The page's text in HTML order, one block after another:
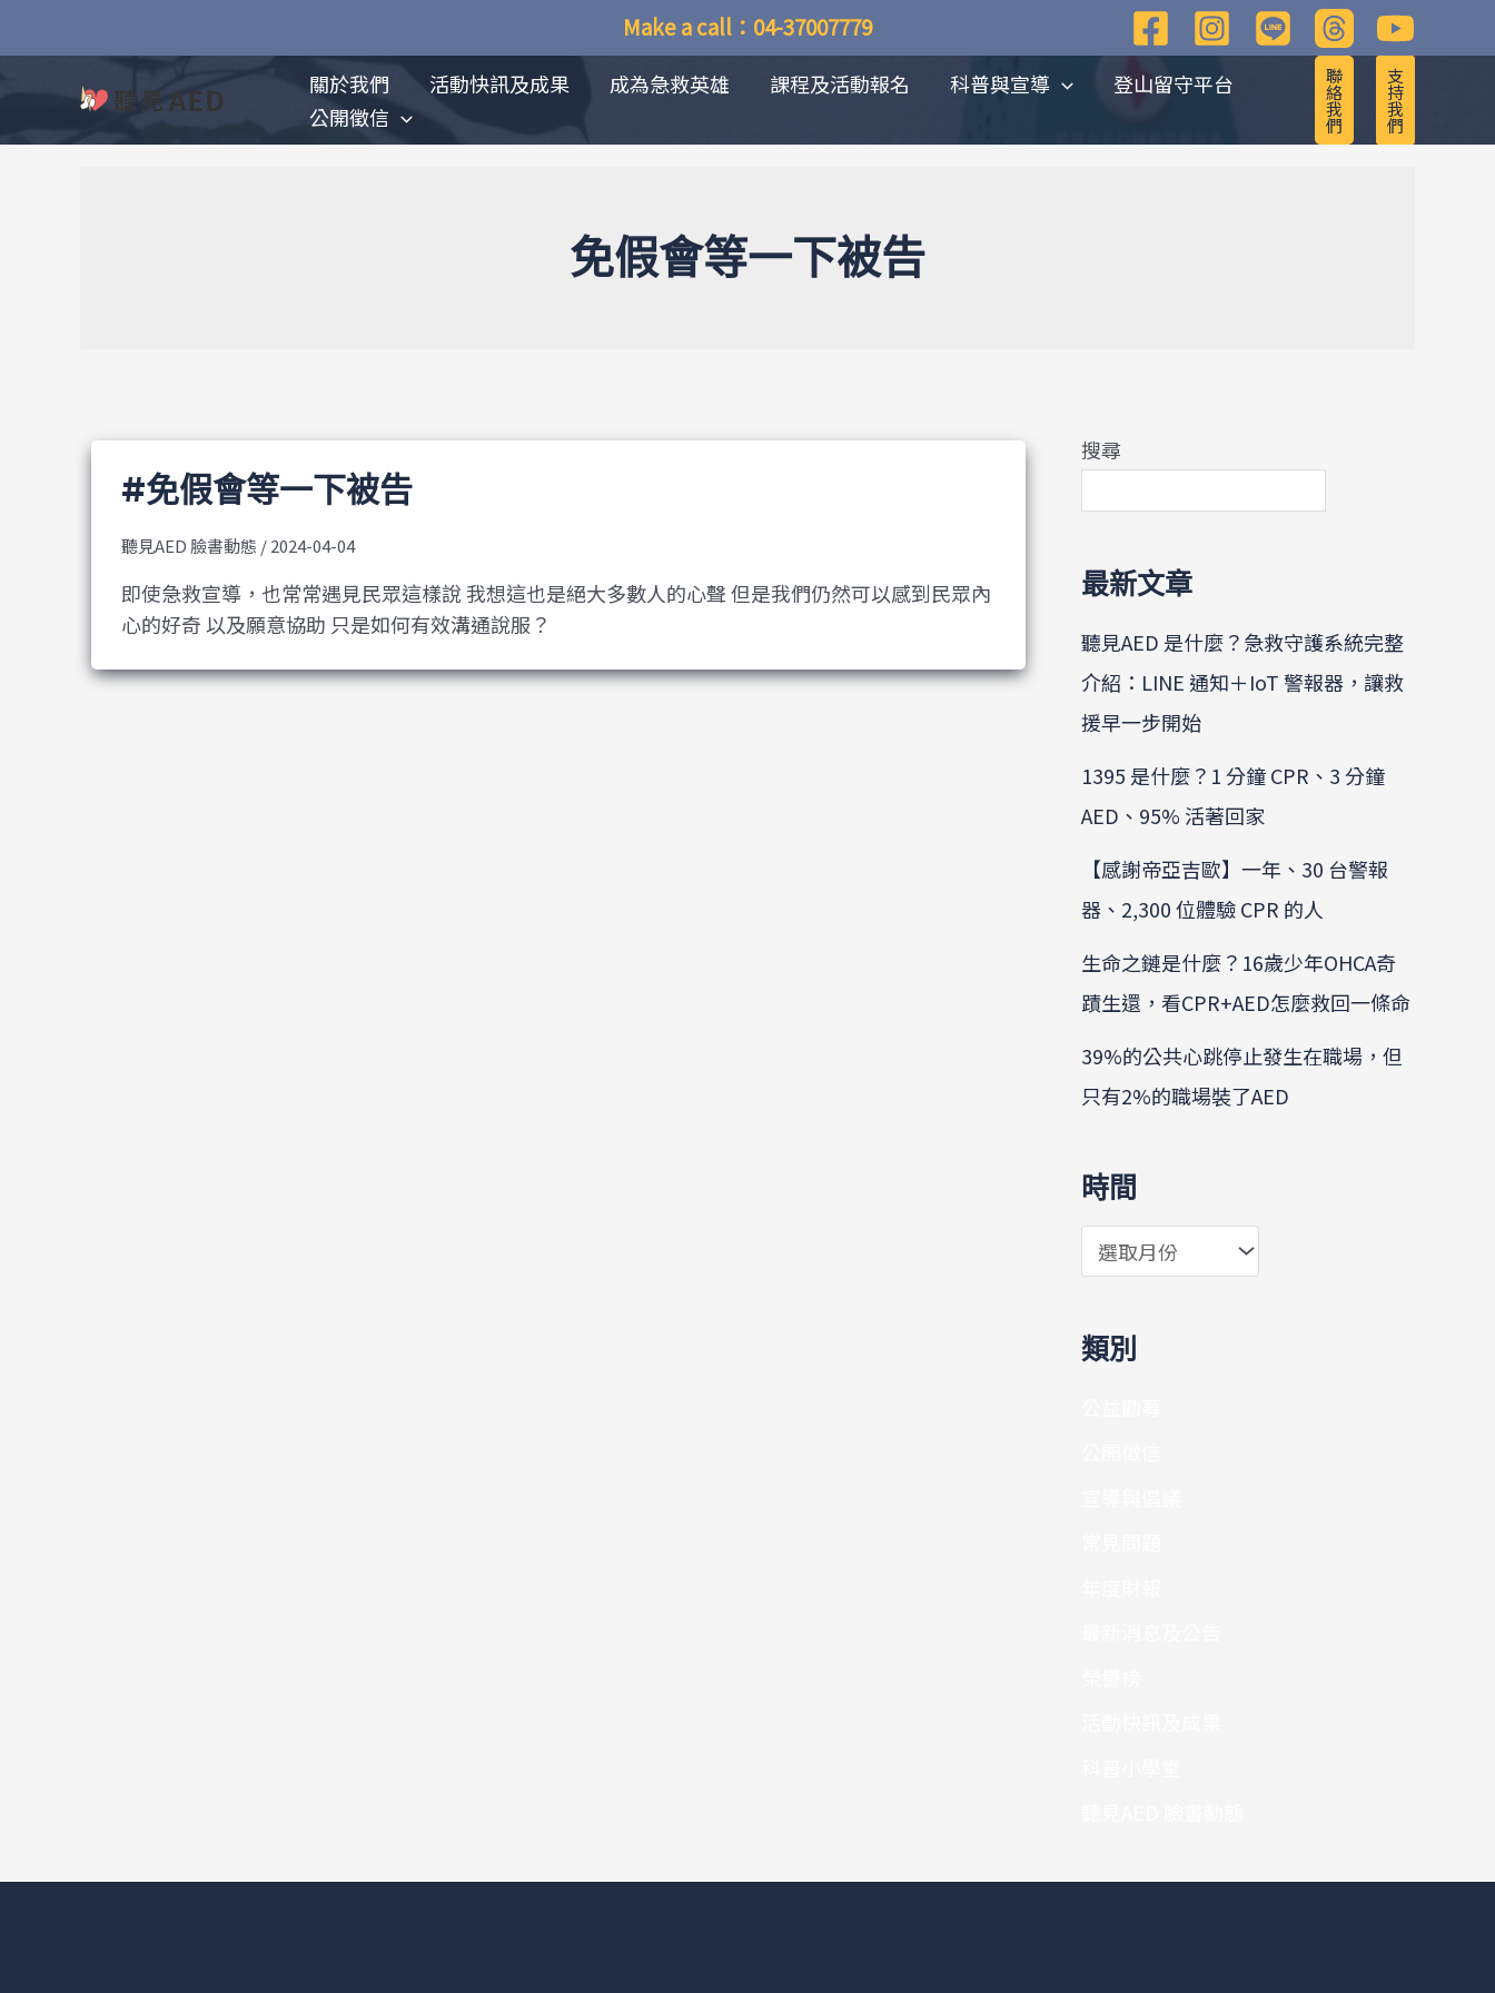
內
Make a call：04-37007779
關於我們 活動快訊及成果 成為急救英雄 課程及活動報名 科普與宣導
登山留守平台
公開徵信
聯
絡
我
們
支
持
我
們
免假會等一下被告
#免假會等一下被告
聽見AED 臉書動態 /2024-04-04
即使急救宣導，也常常遇見民眾這樣說 我想這也是絕大多數人的心聲 但是我們仍然可以感到民眾內
心的好奇 以及願意協助 只是如何有效溝通說服？
搜尋
最新文章
聽見AED 是什麼？急救守護系統完整
介紹：LINE 通知＋IoT 警報器，讓救
援早一步開始
1395 是什麼？1 分鐘 CPR、3 分鐘
AED、95% 活著回家
【感謝帝亞吉歐】一年、30 台警報
器、2,300 位體驗 CPR 的人
生命之鏈是什麼？16歲少年OHCA奇
蹟生還，看CPR+AED怎麼救回一條命
39%的公共心跳停止發生在職場，但
只有2%的職場裝了AED
時間
整
類別